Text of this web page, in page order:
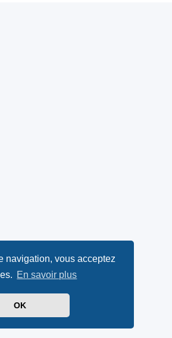
navigation, vous acceptez
En savoir plus
OK